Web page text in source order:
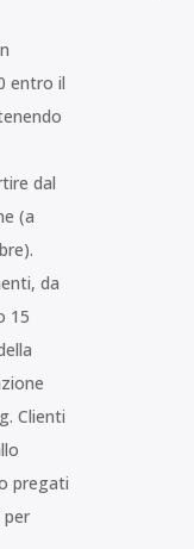
entro il
dal
(a
da
15
Clienti
pregati